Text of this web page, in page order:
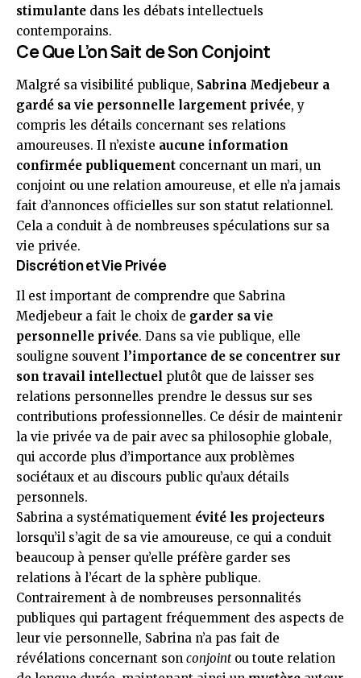
stimulante dans les débats intellectuels
contemporains.
Ce Que L’on Sait de Son Conjoint
Malgré sa visibilité publique, Sabrina Medjebeur a
gardé sa vie personnelle largement privée, y
compris les détails concernant ses relations
amoureuses. Il n’existe aucune information
confirmée publiquement concernant un mari, un
conjoint ou une relation amoureuse, et elle n’a jamais
fait d’annonces officielles sur son statut relationnel.
Cela a conduit à de nombreuses spéculations sur sa
vie privée.
Discrétion et Vie Privée
Il est important de comprendre que Sabrina
Medjebeur a fait le choix de garder sa vie
personnelle privée. Dans sa vie publique, elle
souligne souvent l’importance de se concentrer sur
son travail intellectuel plutôt que de laisser ses
relations personnelles prendre le dessus sur ses
contributions professionnelles. Ce désir de maintenir
la vie privée va de pair avec sa philosophie globale,
qui accorde plus d’importance aux problèmes
sociétaux et au discours public qu’aux détails
personnels.
Sabrina a systématiquement évité les projecteurs
lorsqu’il s’agit de sa vie amoureuse, ce qui a conduit
beaucoup à penser qu’elle préfère garder ses
relations à l’écart de la sphère publique.
Contrairement à de nombreuses personnalités
publiques qui partagent fréquemment des aspects de
leur vie personnelle, Sabrina n’a pas fait de
révélations concernant son conjointou toute relation